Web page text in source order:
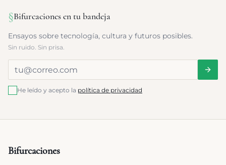
§Bifurcaciones en tu bandeja
Ensayos sobre tecnología, cultura y futuros posibles.
Sin ruido. Sin prisa.
He leído y acepto la política de privacidad
Bifurcaciones